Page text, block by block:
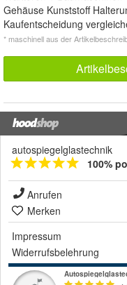
Gehäuse Kunststoff
Kaufentscheidung
* maschinell aus der
autospiegelglastechnik
100%
Anrufen
Merken
Impressum
Widerrufsbelehrung